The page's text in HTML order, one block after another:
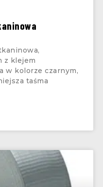
z klejem
w kolorze czarnym,
taśma